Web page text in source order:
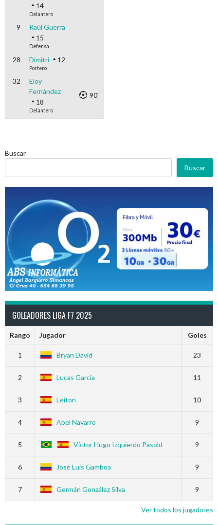
14
Delantero
9
Raúl Guerra
15
Defensa
28 Dimitri 12
Portero
32
Eloy
Fernández
18
Delantero
90'
Buscar
Buscar
GOLEADORES LIGA F7 2025
Rango Jugador Goles
1 Bryan David 23
2 Lucas García 11
3 Leiton 10
4 Abel Navarro 9
5 Víctor Hugo Izquierdo Pasold 9
6 José Luis Gamboa 9
7 Germán González Silva 9
Ver todos los jugadores